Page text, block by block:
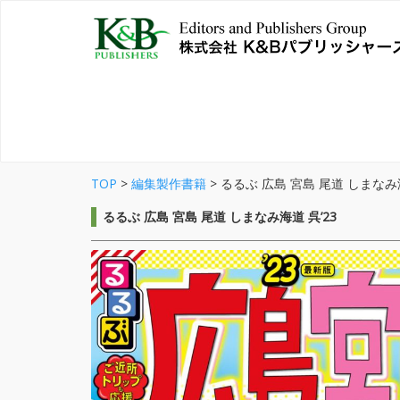
TOP > 編集製作書籍 > るるぶ 広島 宮島 尾道 しまなみ
るるぶ 広島 宮島 尾道 しまなみ海道 呉’23